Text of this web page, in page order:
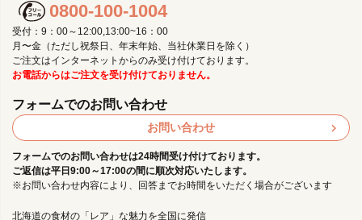
北海道の食材の「レア」な魅力を全国に発信
0800-100-1004
受付：9：00～12:00,13:00~16：00
月〜金（ただし祝祭日、年末年始、当社休業日を除く）
ご注文はインターネットからのみ受け付けております。
お電話からはご注文を受け付けておりません。
フォームでのお問い合わせ
お問い合わせ
フォームでのお問い合わせは24時間受け付けております。
ご返信は平日9:00～17:00の間に順次対応いたします。
※お問い合わせ内容により、回答までお時間をいただく場合がございます